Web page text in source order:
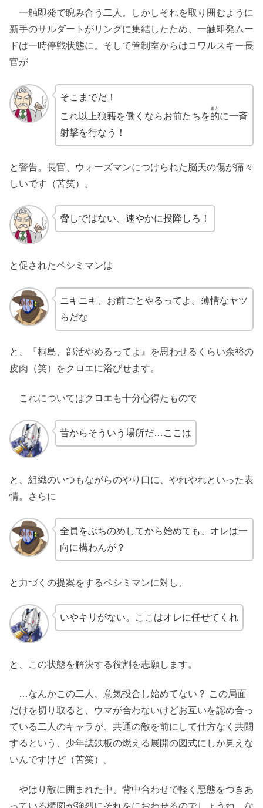
一触即発で睨み合う二人。しかしそれを取り囲むように
新手のサルダートがリングに集結したため、一触即発ムー
ドは一時停戦状態に。そして管制室からはコワルスキー長
官が
そこまでだ！
これ以上狼藉を働くならお前たちを的
まと
に一斉
射撃を行なう！
と警告。長官、ウォーズマンにつけられた脳天の傷が痛々
しいです（苦笑）。
脅しではない、速やかに投降しろ！
と促されたペシミマンは
ニキニキ、お前ごとやるってよ。薄情なヤツ
らだな
と、『桐島、部活やめるってよ』を思わせるくらい余裕の
皮肉（笑）をクロエに浴びせます。
これについてはクロエも十分心得たもので
昔からそういう場所だ…ここは
と、組織のいつもながらのやり口に、やれやれといった表
情。さらに
全員をぶちのめしてから始めても、オレは一
向に構わんが？
と力づくの提案をするペシミマンに対し、
いやキリがない。ここはオレに任せてくれ
と、この状態を解決する役割を志願します。
…なんかこの二人、意気投合し始めてない？ この局面
だけを切り取ると、ウマが合わないけどお互いを認め合っ
ている二人のキャラが、共通の敵を前にして仕方なく共闘
するという、少年誌鉄板の燃える展開の図式にしか見えな
いんですけど（苦笑）。
やはり敵に囲まれた中、背中合わせで軽く悪態をつきあ
っている構図が強烈にそれをにおわせるのでしょうね。な